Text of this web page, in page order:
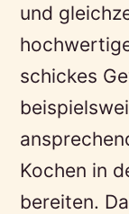
und
schickes
Kochen in
bereiten.